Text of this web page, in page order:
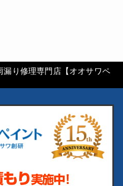
り修理専門店【オオサワペ